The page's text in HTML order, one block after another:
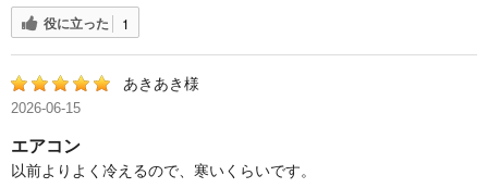
役に立った 1
あきあき様
2026-06-15
エアコン
以前よりよく冷えるので、寒いくらいです。